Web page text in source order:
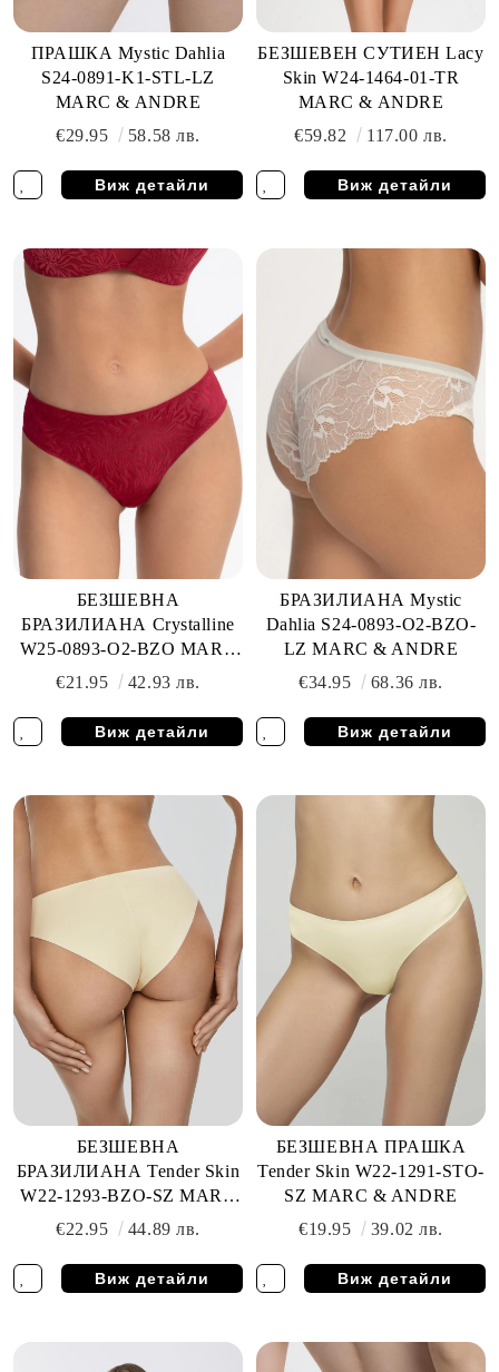
ПРАШКА Mystic Dahlia
S24-0891-K1-STL-LZ
MARC & ANDRE
€29.95
58.58 лв.
Виж детайли
БЕЗШЕВЕН СУТИЕН Lacy
Skin W24-1464-01-TR
MARC & ANDRE
€59.82
117.00 лв.
Виж детайли
БЕЗШЕВНА
БРАЗИЛИАНА Crystalline
W25-0893-O2-BZO MARC
& ANDRE
€21.95 42.93 лв.
Виж детайли
БРАЗИЛИАНА Mystic
Dahlia S24-0893-O2-BZO-
LZ MARC & ANDRE
€34.95
68.36 лв.
Виж детайли
БЕЗШЕВНА
БРАЗИЛИАНА Tender Skin
W22-1293-BZO-SZ MARC
& ANDRE
€22.95 44.89 лв.
Виж детайли
БЕЗШЕВНА ПРАШКА
Tender Skin W22-1291-STO-
SZ MARC & ANDRE
€19.95
39.02 лв.
Виж детайли